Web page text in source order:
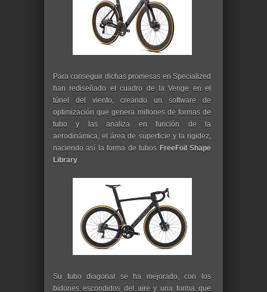
Para conseguir dichas promesas en Specialized
han rediseñado el cuadro de la Venge en el
túnel del viento, creando un software de
optimización que genera millones de formas de
tubo y las analiza en función de la
aerodinámica, el área de superficie y la rigidez,
naciendo así la forma de tubos FreeFoil Shape
Library.
Su tubo diagonal se ha mejorado, con los
bidones escondidos del aire y una forma que